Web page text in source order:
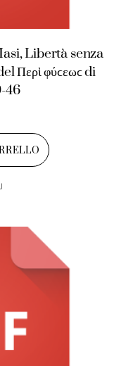
Libertà senza
Περὶ φύϲεωϲ di
46
Share